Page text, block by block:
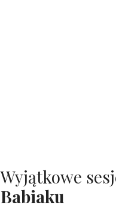
Wyjątkowe
Babiaku